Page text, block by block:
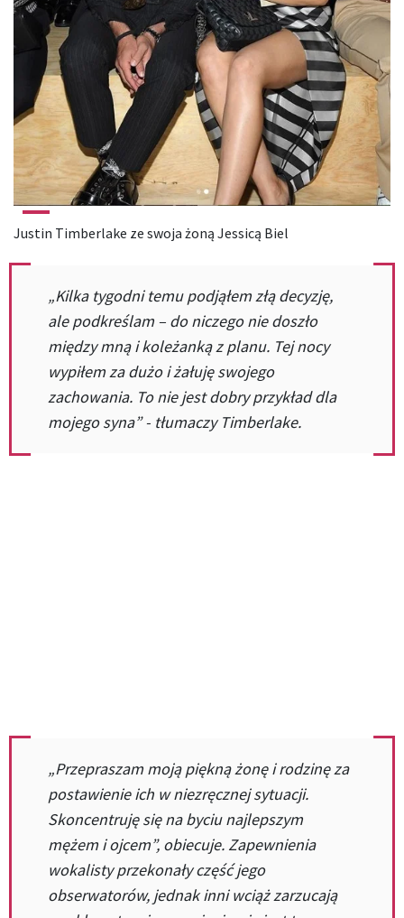
Justin Timberlake ze swoja żoną Jessicą Biel
„Kilka tygodni temu podjąłem złą decyzję,
ale podkreślam – do niczego nie doszło
między mną i koleżanką z planu. Tej nocy
wypiłem za dużo i żałuję swojego
zachowania. To nie jest dobry przykład dla
mojego syna” - tłumaczy Timberlake.
„Przepraszam moją piękną żonę i rodzinę za
postawienie ich w niezręcznej sytuacji.
Skoncentruję się na byciu najlepszym
mężem i ojcem”, obiecuje. Zapewnienia
wokalisty przekonały część jego
obserwatorów, jednak inni wciąż zarzucają